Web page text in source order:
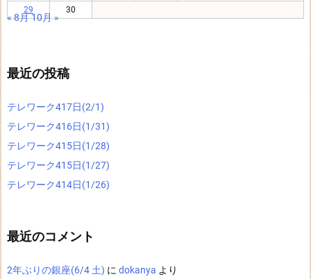
29
30
« 8月10月 »
最近の投稿
テレワーク417日(2/1)
テレワーク416日(1/31)
テレワーク415日(1/28)
テレワーク415日(1/27)
テレワーク414日(1/26)
最近のコメント
2年ぶりの銀座(6/4 土) に dokanya より